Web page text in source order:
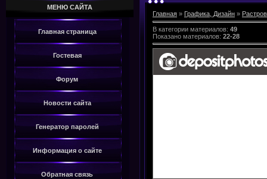
МЕНЮ САЙТА
Главная страница
Гостевая
Форум
Новости сайта
Генератор паролей
Информация о сайте
Обратная связь
Главная » Графика, Дизайн »
В категории материалов: 49
Показано материалов: 22-28